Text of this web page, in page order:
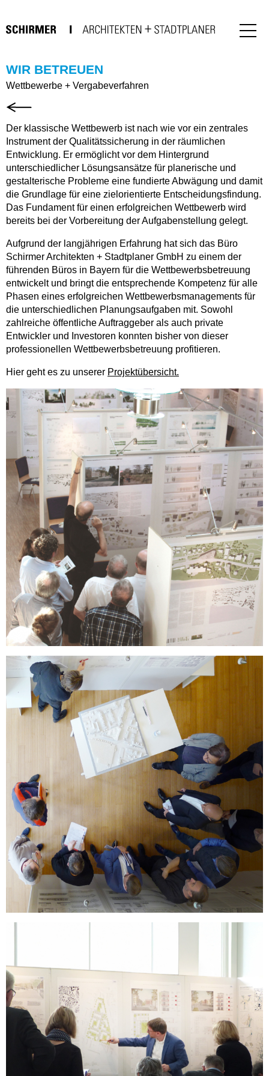
WIR BETREUEN
Wettbewerbe + Vergabeverfahren
Der klassische Wettbewerb ist nach wie vor ein zentrales
Instrument der Qualitätssicherung in der räumlichen
Entwicklung. Er ermöglicht vor dem Hintergrund
unterschiedlicher Lösungsansätze für planerische und
gestalterische Probleme eine fundierte Abwägung und damit
die Grundlage für eine zielorientierte Entscheidungsfindung.
Das Fundament für einen erfolgreichen Wettbewerb wird
bereits bei der Vorbereitung der Aufgabenstellung gelegt.
Aufgrund der langjährigen Erfahrung hat sich das Büro
Schirmer Architekten + Stadtplaner GmbH zu einem der
führenden Büros in Bayern für die Wettbewerbsbetreuung
entwickelt und bringt die entsprechende Kompetenz für alle
Phasen eines erfolgreichen Wettbewerbsmanagements für
die unterschiedlichen Planungsaufgaben mit. Sowohl
zahlreiche öffentliche Auftraggeber als auch private
Entwickler und Investoren konnten bisher von dieser
professionellen Wettbewerbsbetreuung profitieren.
Hier geht es zu unserer Projektübersicht.